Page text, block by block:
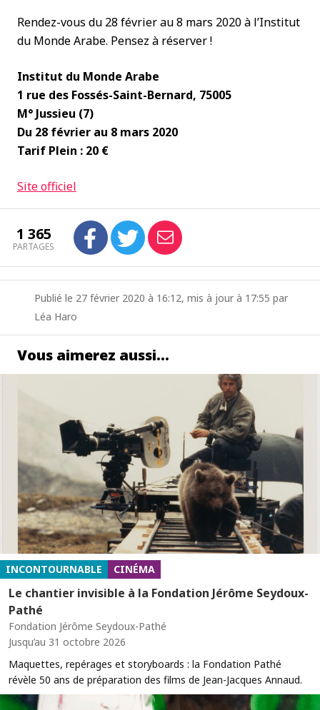
Rendez-vous du 28 février au 8 mars 2020 à l’Institut
du Monde Arabe. Pensez à réserver !
Institut du Monde Arabe
1 rue des Fossés-Saint-Bernard, 75005
M° Jussieu (7)
Du 28 février au 8 mars 2020
Tarif Plein : 20 €
Site officiel
1 365
PARTAGES
Publié le 27 février 2020 à 16:12, mis à jour à 17:55 par
Léa Haro
Vous aimerez aussi…
INCONTOURNABLE CINÉMA
Le chantier invisible à la Fondation Jérôme Seydoux-
Pathé
Fondation Jérôme Seydoux-Pathé
Jusqu’au 31 octobre 2026
Maquettes, repérages et storyboards : la Fondation Pathé
révèle 50 ans de préparation des films de Jean-Jacques Annaud.